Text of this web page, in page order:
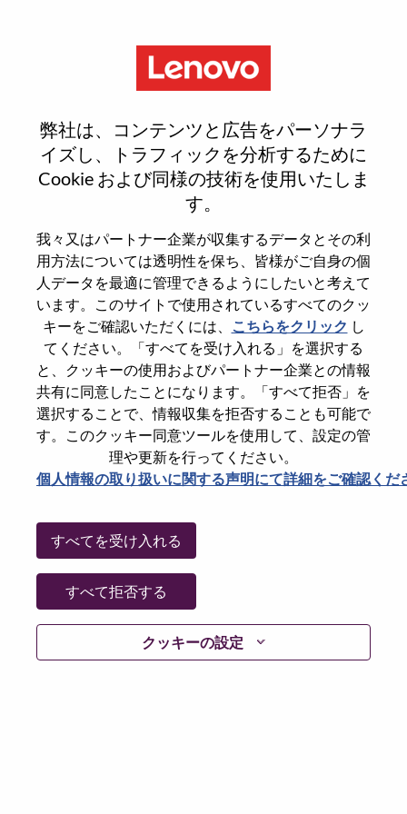
弊社は、コンテンツと広告をパーソナラ
イズし、トラフィックを分析するために
Cookie および同様の技術を使用いたしま
す。
我々又はパートナー企業が収集するデータとその利
用方法については透明性を保ち、皆様がご自身の個
人データを最適に管理できるようにしたいと考えて
います。このサイトで使用されているすべてのクッ
キーをご確認いただくには、
こちらをクリック し
てください。「すべてを受け入れる」を選択する
と、クッキーの使用およびパートナー企業との情報
共有に同意したことになります。「すべて拒否」を
選択することで、情報収集を拒否することも可能で
す。このクッキー同意ツールを使用して、設定の管
理や更新を行ってください。
個人情報の取り扱いに関する声明にて詳細をご確認くだ
クッキーの設定
すべてを受け入れる
すべて拒否する
Reset password
本当にパスワードをリセットします
Enter the email address associated with your
account, then click "Continue".
パスワードをリセットするためにリンクを
emailに送ります
パスワードをリセットください
E-mail*
Go Back
Lenovo.com